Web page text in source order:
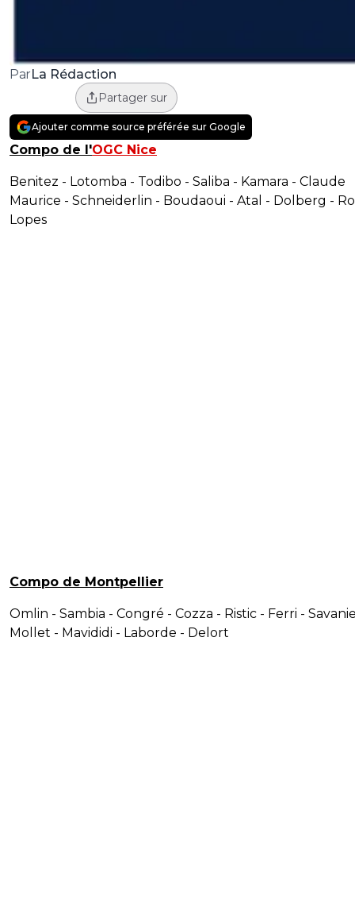
ParLa Rédaction
Partager sur
Ajouter comme source préférée sur Google
Compo de l'OGC Nice
Benitez - Lotomba - Todibo - Saliba - Kamara - Claude
Maurice - Schneiderlin - Boudaoui - Atal - Dolberg -
Lopes
Compo de Montpellier
Omlin - Sambia - Congré - Cozza - Ristic - Ferri -
Mollet - Mavididi - Laborde - Delort